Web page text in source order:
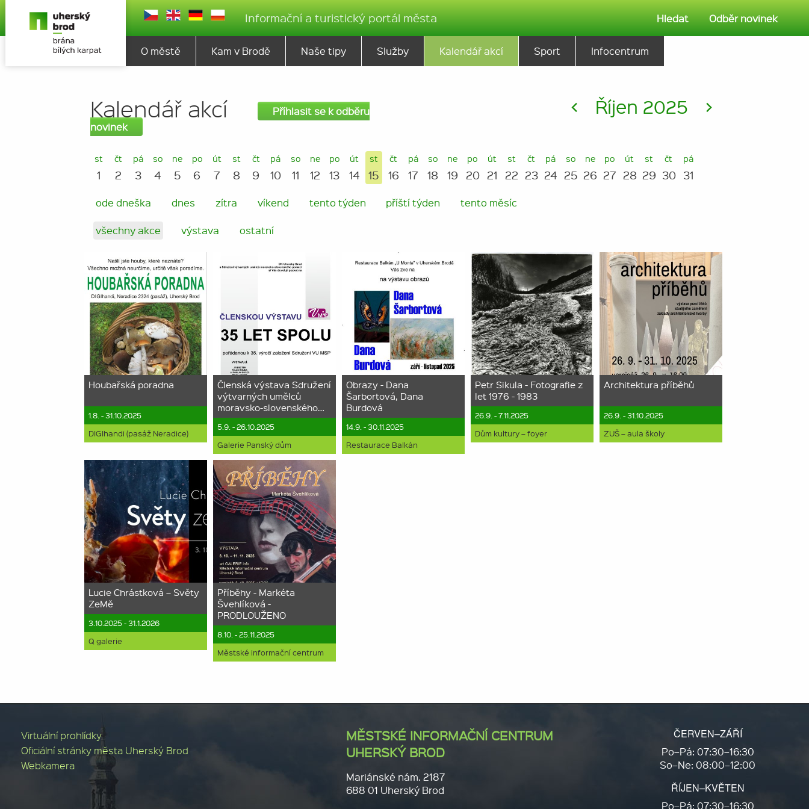
Informační a turistický portál města Hledat Odběr novinek
O městě Kam v Brodě Naše tipy Služby Kalendář akcí Sport Infocentrum
Kalendář akcí
Příhlasit se k odběru
novinek
< Říjen 2025 >
st
1
čt
2
pá
3
so
4
ne
5
po
6
út
7
st
8
čt
9
pá
10
so
11
ne
12
po
13
út
14
st
15
čt
16
pá
17
so
18
ne
19
po
20
út
21
st
22
čt
23
pá
24
so
25
ne
26
po
27
út
28
st
29
čt
30
pá
31
ode dneška dnes zítra víkend tento týden příští týden tento měsíc
všechny akce výstava ostatní
Houbařská poradna
1.8. - 31.10.2025
DIGIhandi (pasáž Neradice)
Členská výstava Sdružení
výtvarných umělců
moravsko-slovenského…
5.9. - 26.10.2025
Galerie Panský dům
Obrazy - Dana
Šarbortová, Dana
Burdová
14.9. - 30.11.2025
Restaurace Balkán
Petr Sikula - Fotografie z
let 1976 - 1983
26.9. - 7.11.2025
Dům kultury – foyer
Architektura příběhů
26.9. - 31.10.2025
ZUŠ – aula školy
Lucie Chrástková – Světy
ZeMě
3.10.2025 - 31.1.2026
Q galerie
Příběhy - Markéta
Švehlíková -
PRODLOUŽENO
8.10. - 25.11.2025
Městské informační centrum
Virtuální prohlídky
Oficiální stránky města Uherský Brod
Webkamera
MĚSTSKÉ INFORMAČNÍ CENTRUM
UHERSKÝ BROD
Mariánské nám. 2187
688 01 Uherský Brod
ČERVEN–ZÁŘÍ
Po–Pá: 07:30–16:30
So–Ne: 08:00–12:00
ŘÍJEN–KVĚTEN
Po–Pá: 07:30–16:30